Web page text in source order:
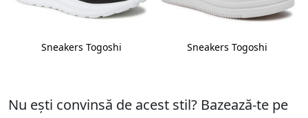
Sneakers Togoshi Sneakers Togoshi
Nu ești convinsă de acest stil? Bazează-te pe